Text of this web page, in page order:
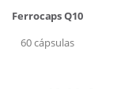
Ferrocaps Q10
60 cápsulas